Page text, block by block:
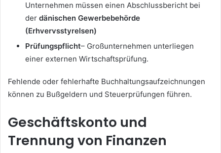
Unternehmen müssen einen Abschlussbericht bei
der dänischen Gewerbebehörde
(Erhvervsstyrelsen)
Prüfungspflicht– Großunternehmen unterliegen
einer externen Wirtschaftsprüfung.
Fehlende oder fehlerhafte Buchhaltungsaufzeichnungen
können zu Bußgeldern und Steuerprüfungen führen.
Geschäftskonto und
Trennung von Finanzen